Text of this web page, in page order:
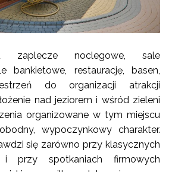
zaplecze noclegowe, sale
bankietowe, restaurację, basen,
do organizacji atrakcji
nad jeziorem i wśród zieleni
organizowane w tym miejscu
wypoczynkowy charakter.
się zarówno przy klasycznych
i przy spotkaniach firmowych